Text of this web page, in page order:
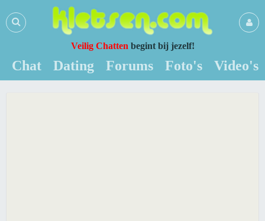
Veilig Chatten begint bij jezelf!
Chat Dating Forums Foto's Video's